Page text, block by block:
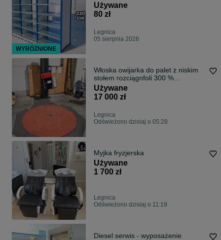
Używane
80 zł
Legnica
05 sierpnia 2026
Włoska owijarka do palet z niskim
stołem rozciągnfoli 300 %
gwarancja fv
Używane
17 000 zł
Legnica
Odświeżono dzisiaj o 05:28
Myjka fryzjerska
Używane
1 700 zł
Legnica
Odświeżono dzisiaj o 11:19
Diesel serwis - wyposażenie
WYRÓŻNIONE